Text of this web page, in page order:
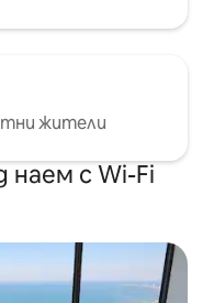
жители
с Wi-Fi